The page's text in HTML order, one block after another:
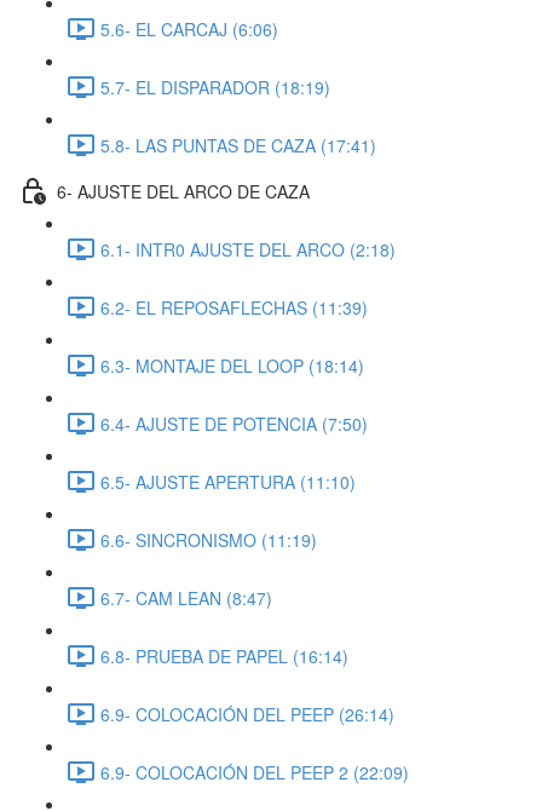
5.6- EL CARCAJ (6:06)
5.7- EL DISPARADOR (18:19)
5.8- LAS PUNTAS DE CAZA (17:41)
6- AJUSTE DEL ARCO DE CAZA
6.1- INTR0 AJUSTE DEL ARCO (2:18)
6.2- EL REPOSAFLECHAS (11:39)
6.3- MONTAJE DEL LOOP (18:14)
6.4- AJUSTE DE POTENCIA (7:50)
6.5- AJUSTE APERTURA (11:10)
6.6- SINCRONISMO (11:19)
6.7- CAM LEAN (8:47)
6.8- PRUEBA DE PAPEL (16:14)
6.9- COLOCACIÓN DEL PEEP (26:14)
6.9- COLOCACIÓN DEL PEEP 2 (22:09)